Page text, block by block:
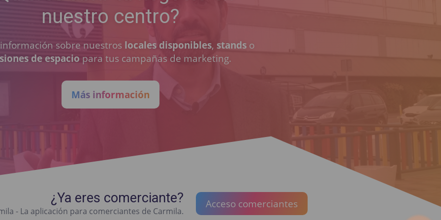
nuestro centro?
sobre nuestros locales disponibles, standso
de espacio para tus campañas de marketing.
Más información
¿Ya eres comerciante?
- La aplicación para comerciantes de Carmila.
Acceso comerciantes